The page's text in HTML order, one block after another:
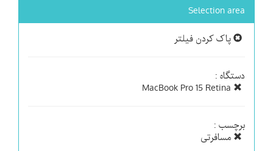
Selection area
پاک کردن فیلتر
دستگاه :
برچسب :
مسافرتی